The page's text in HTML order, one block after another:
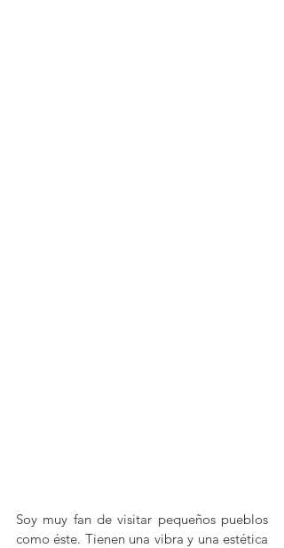
Soy muy fan de visitar pequeños pueblos
como éste. Tienen una vibra y una estética